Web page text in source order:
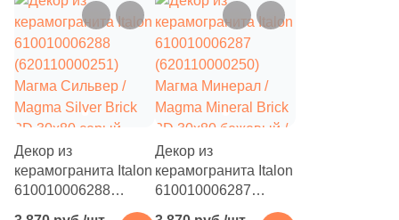
3D 30x80 графит
натуральный / 3D/
объемный под
камень
серый натуральный /
3D/объемный под
камень
Декор из
керамогранита Italon
610010006288
Декор из
керамогранита Italon
610010006287